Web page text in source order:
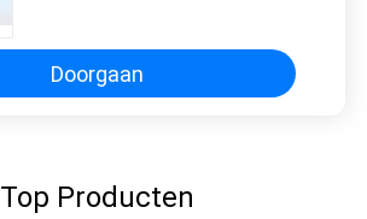
Doorgaan
Top Producten